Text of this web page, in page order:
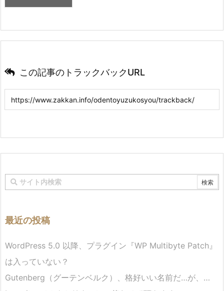
この記事のトラックバックURL
最近の投稿
WordPress 5.0 以降、プラグイン『WP Multibyte Patch』
は入っていない？
Gutenberg（グーテンベルク）、格好いい名前だ…が、…